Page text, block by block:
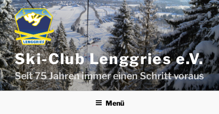
Zum
Inhalt
springen
Ski-Club Lenggries e.V.
Seit 75 Jahren immer einen Schritt voraus
Menü